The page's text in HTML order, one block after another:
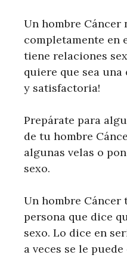
Un hombre Cáncer
completamente en
tiene relaciones
quiere que sea
y satisfactoria!
Prepárate para
de tu hombre
algunas velas o
sexo.
Un hombre Cáncer
persona que dice
sexo. Lo dice en
a veces se le